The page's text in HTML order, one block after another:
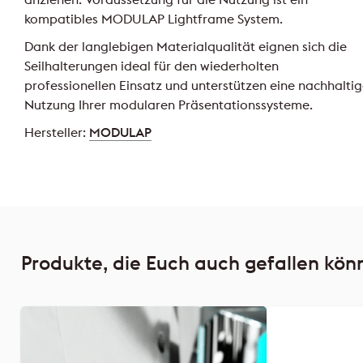
kompatibles MODULAP Lightframe System.
Dank der langlebigen Materialqualität eignen sich die
Seilhalterungen ideal für den wiederholten
professionellen Einsatz und unterstützen eine
Nutzung Ihrer modularen Präsentationssysteme.
Hersteller: MODULAP
Produkte, die Euch auch gefallen